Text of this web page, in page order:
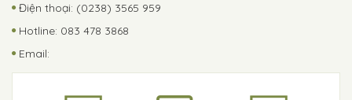
Điện thoại: (0238) 3565 959
Hotline: 083 478 3868
Email: